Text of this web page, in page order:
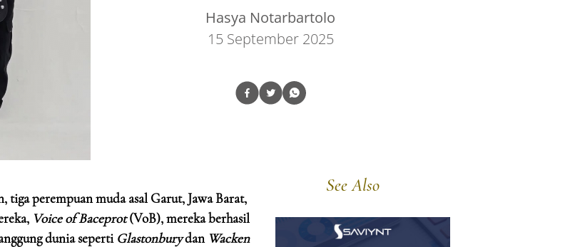
Hasya Notarbartolo
15 September 2025
tiga perempuan muda asal Garut, Jawa Barat,
Voice of Baceprot(VoB), mereka berhasil
dunia seperti Glastonburydan Wacken
See Also